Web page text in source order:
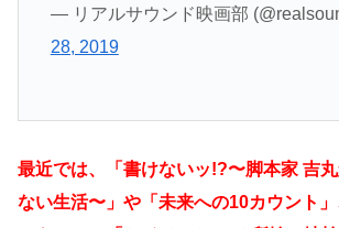
— リアルサウンド映画部
28, 2019
最近では、「書けないッ!?〜脚本家 吉
ない生活〜」や「未来への10カウント